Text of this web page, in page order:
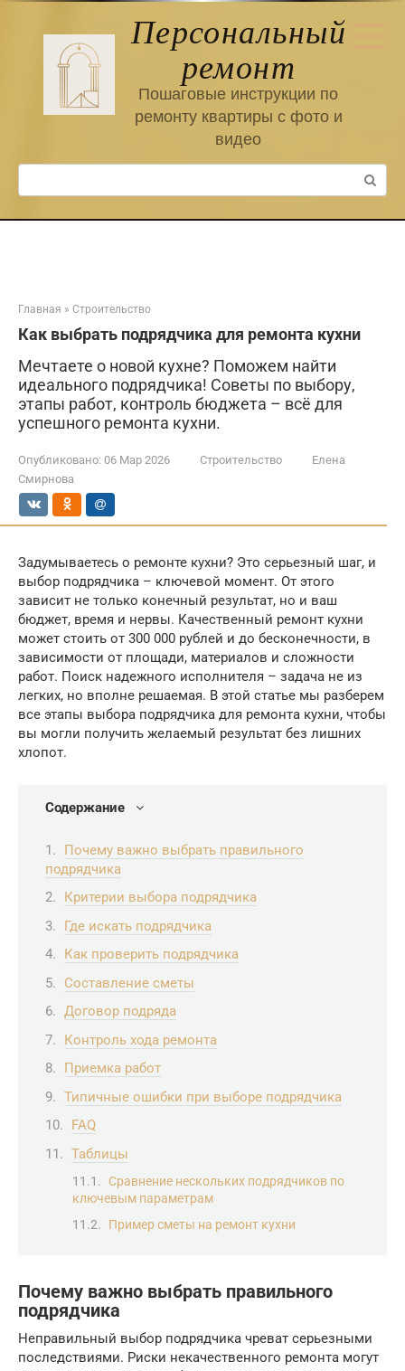
Персональный
ремонт
Пошаговые инструкции по
ремонту квартиры с фото и
видео
Поиск:
Главная » Строительство
Как выбрать подрядчика для ремонта кухни
Мечтаете о новой кухне? Поможем найти
идеального подрядчика! Советы по выбору,
этапы работ, контроль бюджета – всё для
успешного ремонта кухни.
Опубликовано: 06 Мар 2026 Строительство
Елена
Смирнова
Задумываетесь о ремонте кухни? Это серьезный шаг, и
выбор подрядчика – ключевой момент. От этого
зависит не только конечный результат, но и ваш
бюджет, время и нервы. Качественный ремонт кухни
может стоить от 300 000 рублей и до бесконечности, в
зависимости от площади, материалов и сложности
работ. Поиск надежного исполнителя – задача не из
легких, но вполне решаемая. В этой статье мы разберем
все этапы выбора подрядчика для ремонта кухни, чтобы
вы могли получить желаемый результат без лишних
хлопот.
Содержание
Почему важно выбрать правильного
подрядчика
Критерии выбора подрядчика
Где искать подрядчика
Как проверить подрядчика
Составление сметы
Договор подряда
Контроль хода ремонта
Приемка работ
Типичные ошибки при выборе подрядчика
FAQ
Таблицы
Сравнение нескольких подрядчиков по
ключевым параметрам
Пример сметы на ремонт кухни
Почему важно выбрать правильного
подрядчика
Неправильный выбор подрядчика чреват серьезными
последствиями. Риски некачественного ремонта могут